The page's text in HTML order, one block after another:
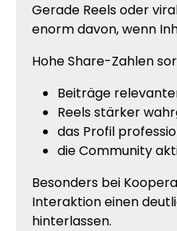
Gerade Reels oder
enorm davon, wenn
Hohe Share-Zahlen
Beiträge
Reels stärker
das Profil
die Community
Besonders bei
Interaktion einen
hinterlassen.